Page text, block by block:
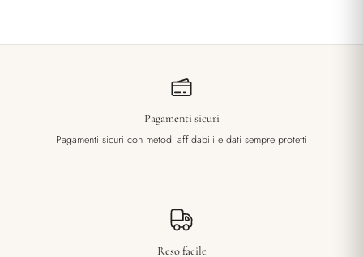
Pagamenti sicuri
Pagamenti sicuri con metodi affidabili e dati sempre protetti
Reso facile